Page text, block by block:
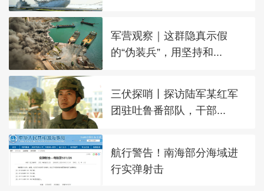
军营观察｜这群隐真示假
的“伪装兵”，用坚持和...
三伏探哨丨探访陆军某红军
团驻吐鲁番部队，干部...
航行警告！南海部分海域进
行实弹射击